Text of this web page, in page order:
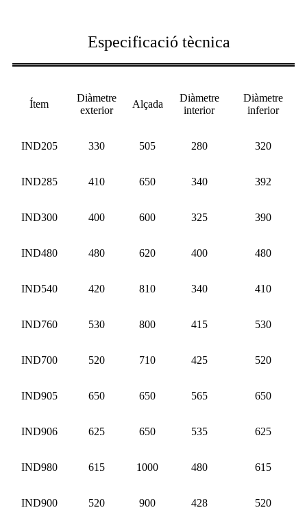
Especificació tècnica
Ítem
Diàmetre
exterior
Alçada
Diàmetre
interior
Diàmetre
inferior
IND205 330 505 280 320
IND285 410 650 340 392
IND300 400 600 325 390
IND480 480 620 400 480
IND540 420 810 340 410
IND760 530 800 415 530
IND700 520 710 425 520
IND905 650 650 565 650
IND906 625 650 535 625
IND980 615 1000 480 615
IND900 520 900 428 520